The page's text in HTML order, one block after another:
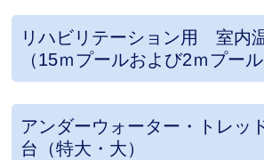
リハビリテーション用 室内
（15ｍプールおよび2ｍプール
アンダーウォーター・トレッ
台（特大・大）